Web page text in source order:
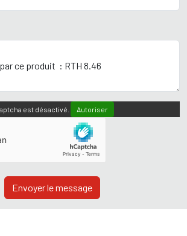
est désactivé. Autoriser
Envoyer le message